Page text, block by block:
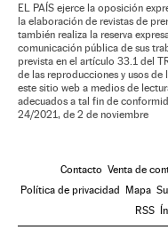
EL PAÍS ejerce la oposición
la elaboración de revistas de
también realiza la reserva
comunicación pública de sus
prevista en el artículo 33.1 del
de las reproducciones y usos de
este sitio web a medios de
adecuados a tal fin de
24/2021, de 2 de noviembre
Contacto Venta de
Política de privacidad
Mapa
RSS